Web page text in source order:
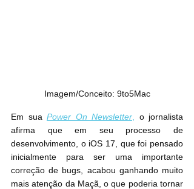
Imagem/Conceito: 9to5Mac
Em sua Power On Newsletter
o jornalista
afirma que em seu processo de
desenvolvimento, o iOS 17, que foi pensado
inicialmente para ser uma importante
correção de bugs, acabou ganhando muito
mais atenção da Maçã, o que poderia tornar